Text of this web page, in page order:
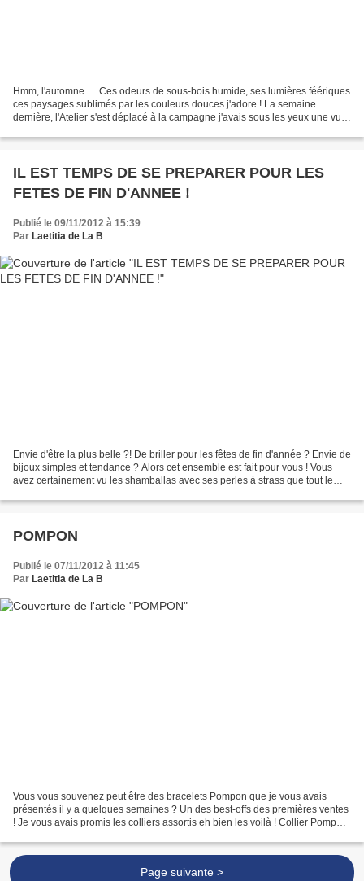
Hmm, l'automne .... Ces odeurs de sous-bois humide, ses lumières féériques
ces paysages sublimés par les couleurs douces j'adore ! La semaine
dernière, l'Atelier s'est déplacé à la campagne j'avais sous les yeux une vue
IL EST TEMPS DE SE PREPARER POUR LES
FETES DE FIN D'ANNEE !
Publié le 09/11/2012 à 15:39
Par Laetitia de La B
Envie d'être la plus belle ?! De briller pour les fêtes de fin d'année ? Envie de
bijoux simples et tendance ? Alors cet ensemble est fait pour vous ! Vous
avez certainement vu les shamballas avec ses perles à strass que tout le
POMPON
Publié le 07/11/2012 à 11:45
Par Laetitia de La B
Vous vous souvenez peut être des bracelets Pompon que je vous avais
présentés il y a quelques semaines ? Un des best-offs des premières ventes
! Je vous avais promis les colliers assortis eh bien les voilà ! Collier Pompon
Page suivante >